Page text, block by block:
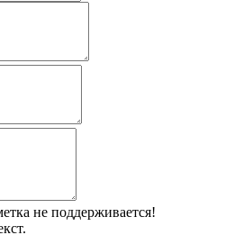
не поддерживается!